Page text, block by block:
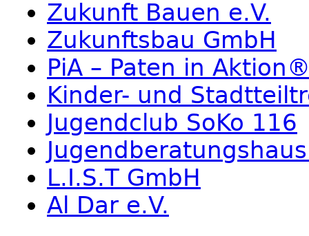
Zukunft Bauen e.V.
Zukunftsbau GmbH
PiA – Paten in
Kinder- und
Jugendclub SoKo 116
L.I.S.T GmbH
Al Dar e.V.